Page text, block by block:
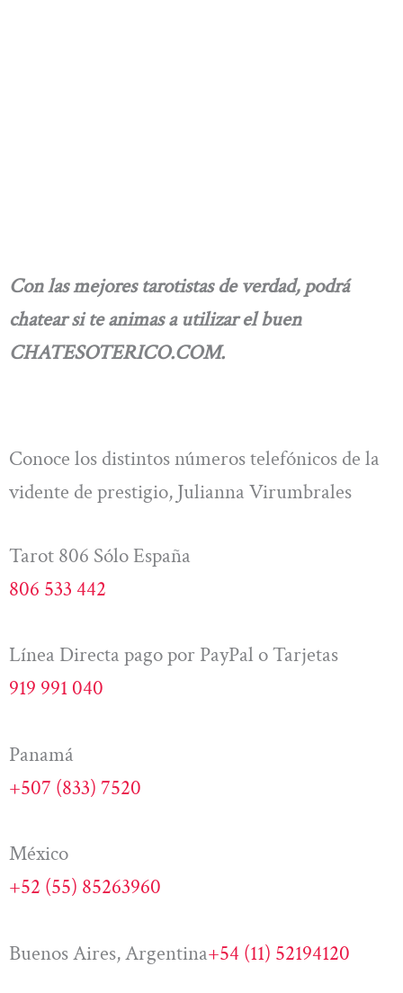
Con las mejores tarotistas de verdad, podrá
chatear si te animas a utilizar el buen
CHATESOTERICO.COM.
Conoce los distintos números telefónicos de la
vidente de prestigio, Julianna Virumbrales
Tarot 806 Sólo España
806 533 442
Línea Directa pago por PayPal o Tarjetas
919 991 040
Panamá
+507 (833) 7520
México
+52 (55) 85263960
Buenos Aires, Argentina+54 (11) 52194120